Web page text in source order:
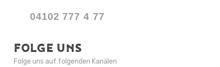
04102 777 4 77
FOLGE UNS
Folge uns auf folgenden Kanälen